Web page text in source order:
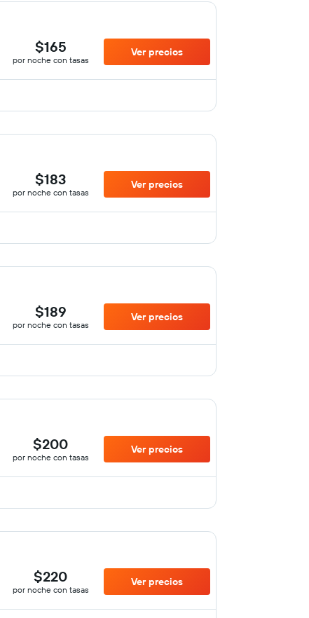
$165
por noche con tasas
Ver precios
$183
por noche con tasas
Ver precios
$189
por noche con tasas
Ver precios
$200
por noche con tasas
Ver precios
$220
por noche con tasas
Ver precios